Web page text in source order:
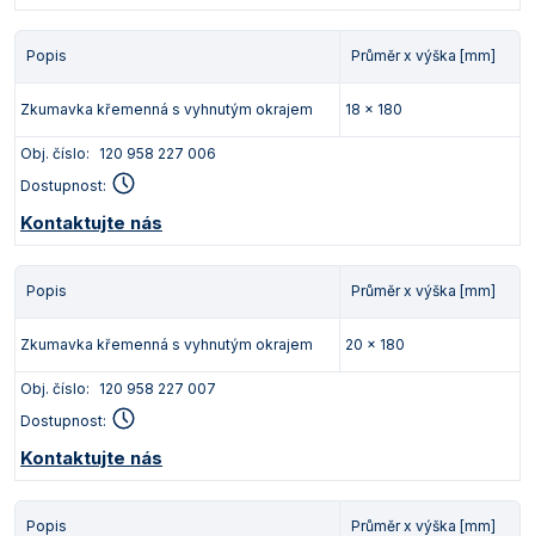
Popis Průměr x výška [mm]
Zkumavka křemenná s vyhnutým okrajem 18 x 180
Obj. číslo:
120 958 227 006
Dostupnost:
Kontaktujte nás
Popis Průměr x výška [mm]
Zkumavka křemenná s vyhnutým okrajem 20 x 180
Obj. číslo:
120 958 227 007
Dostupnost:
Kontaktujte nás
Popis Průměr x výška [mm]